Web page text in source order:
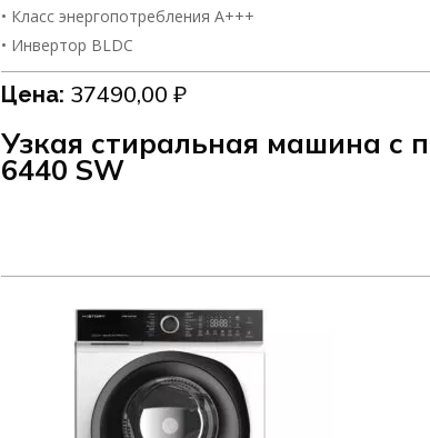
• Класс энергопотребления А+++
• Инвертор BLDC
Цена: 37490,00 ₽
Узкая стиральная машина c
6440 SW